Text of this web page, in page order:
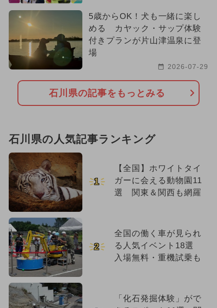
5歳からOK！犬も一緒に楽し
める カヤック・サップ体験
付きプランが片山津温泉に登
場
2026-07-29
石川県の記事をもっとみる
石川県の人気記事ランキング
1
【全国】ホワイトタイ
ガーに会える動物園11
選 関東＆関西も網羅
2
全国の働く車が見られ
る人気イベント18選
入場無料・重機試乗も
「化石発掘体験」がで